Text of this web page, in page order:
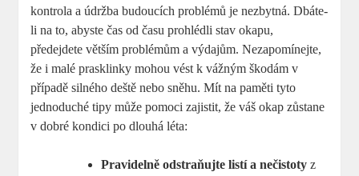
kontrola a údržba budoucích problémů je nezbytná. Dbáte-
li na to, abyste čas od času prohlédli stav okapu,
předejdete větším problémům a výdajům. Nezapomínejte,
že i malé prasklinky mohou vést k vážným škodám v
případě silného deště nebo sněhu. Mít na paměti tyto
jednoduché tipy může pomoci zajistit, že váš okap zůstane
v dobré kondici po dlouhá léta:
Pravidelně odstraňujte listí a nečistoty z